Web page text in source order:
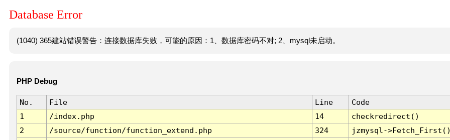
Database Error
(1040) 365建站错误警告：连接数据库失败，可能的原因：1、数据库密码不对; 2、mysql未启动。
PHP Debug
No. File Line
Code
1
/index.php 14
checkredirect()
2
/source/function/function_extend.php 324
jzmysql-